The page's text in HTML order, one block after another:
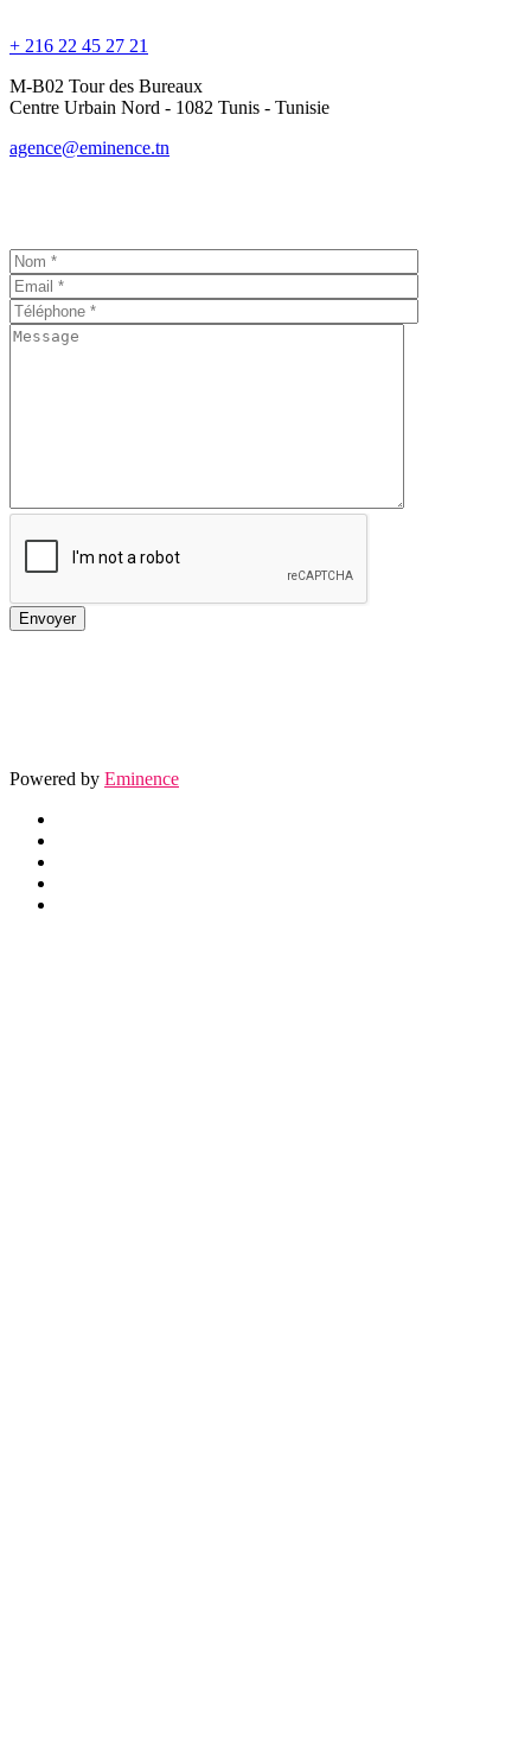
+ 216 22 45 27 21
M-B02 Tour des Bureaux
Centre Urbain Nord - 1082 Tunis - Tunisie
agence@eminence.tn
Powered by Eminence